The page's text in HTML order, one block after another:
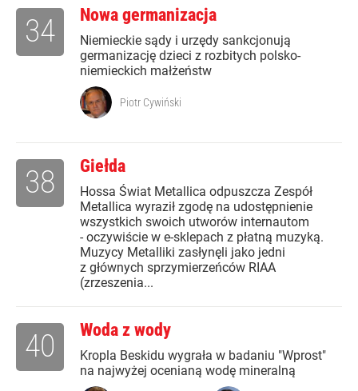
Nowa germanizacja
Niemieckie sądy i urzędy sankcjonują
germanizację dzieci z rozbitych polsko-
niemieckich małżeństw
34
Piotr Cywiński
Giełda
Hossa Świat Metallica odpuszcza Zespół
Metallica wyraził zgodę na udostępnienie
wszystkich swoich utworów internautom
- oczywiście w e-sklepach z płatną muzyką.
Muzycy Metalliki zasłynęli jako jedni
z głównych sprzymierzeńców RIAA
(zrzeszenia...
38
Woda z wody
Kropla Beskidu wygrała w badaniu "Wprost"
na najwyżej ocenianą wodę mineralną
40